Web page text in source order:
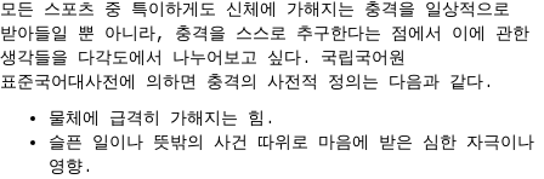
모든 스포츠 중 특이하게도 신체에 가해지는 충격을 일상적으로
받아들일 뿐 아니라, 충격을 스스로 추구한다는 점에서 이에 관한
생각들을 다각도에서 나누어보고 싶다. 국립국어원
표준국어대사전에 의하면 충격의 사전적 정의는 다음과 같다.
물체에 급격히 가해지는 힘.
슬픈 일이나 뜻밖의 사건 따위로 마음에 받은 심한 자극이나
영향.